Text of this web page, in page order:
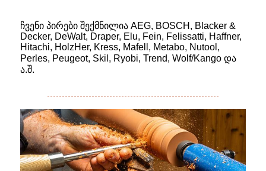
ჩვენი პირები შექმნილია AEG, BOSCH, Blacker &
Decker, DeWalt, Draper, Elu, Fein, Felissatti, Haffner,
Hitachi, HolzHer, Kress, Mafell, Metabo, Nutool,
Perles, Peugeot, Skil, Ryobi, Trend, Wolf/Kango და
ა.შ.